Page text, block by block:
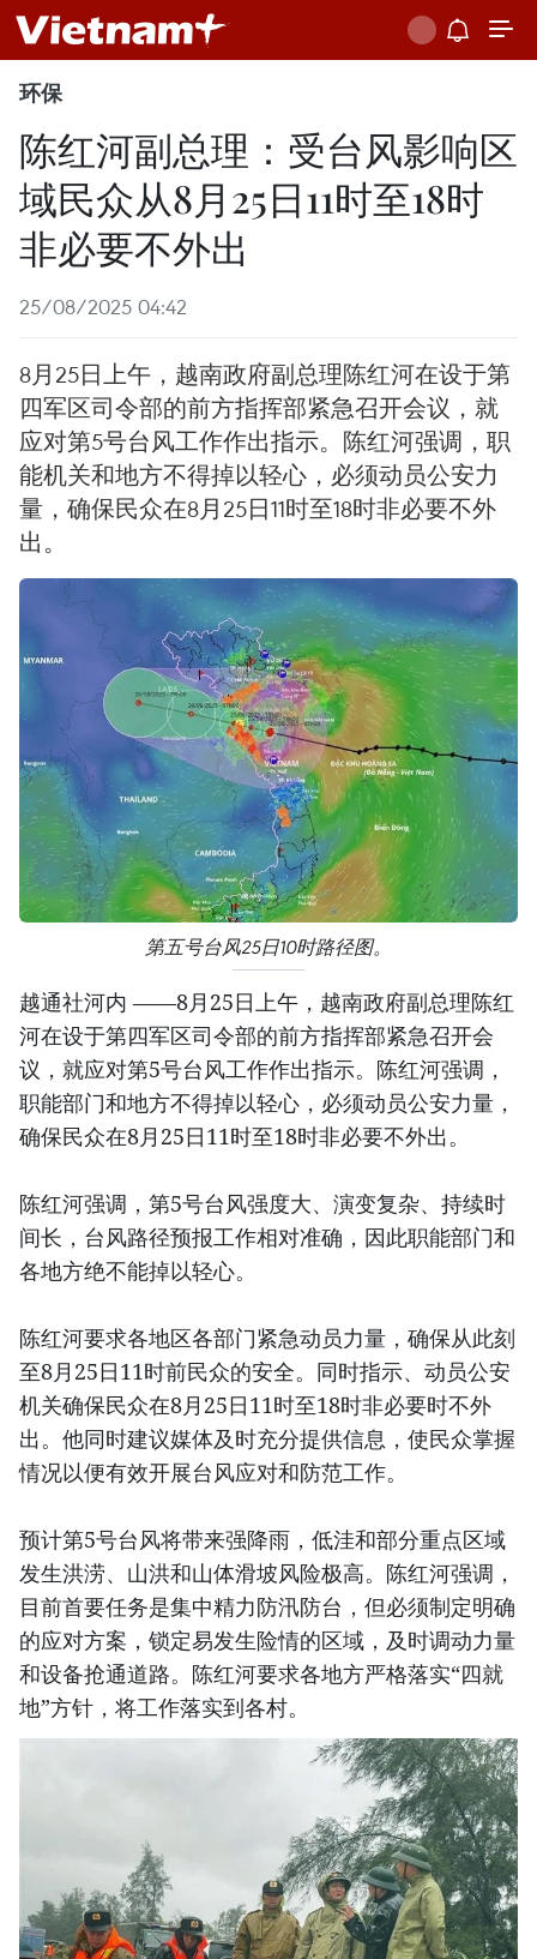
环保
陈红河副总理：受台风影响区
域民众从8月25日11时至18时
非必要不外出
25/08/2025 04:42
8月25日上午，越南政府副总理陈红河在设于第
四军区司令部的前方指挥部紧急召开会议，就
应对第5号台风工作作出指示。陈红河强调，职
能机关和地方不得掉以轻心，必须动员公安力
量，确保民众在8月25日11时至18时非必要不外
出。
第五号台风25日10时路径图。
越通社河内 ——8月25日上午，越南政府副总理陈红
河在设于第四军区司令部的前方指挥部紧急召开会
议，就应对第5号台风工作作出指示。陈红河强调，
职能部门和地方不得掉以轻心，必须动员公安力量，
确保民众在8月25日11时至18时非必要不外出。
陈红河强调，第5号台风强度大、演变复杂、持续时
间长，台风路径预报工作相对准确，因此职能部门和
各地方绝不能掉以轻心。
陈红河要求各地区各部门紧急动员力量，确保从此刻
至8月25日11时前民众的安全。同时指示、动员公安
机关确保民众在8月25日11时至18时非必要时不外
出。他同时建议媒体及时充分提供信息，使民众掌握
情况以便有效开展台风应对和防范工作。
预计第5号台风将带来强降雨，低洼和部分重点区域
发生洪涝、山洪和山体滑坡风险极高。陈红河强调，
目前首要任务是集中精力防汛防台，但必须制定明确
的应对方案，锁定易发生险情的区域，及时调动力量
和设备抢通道路。陈红河要求各地方严格落实“四就
地”方针，将工作落实到各村。